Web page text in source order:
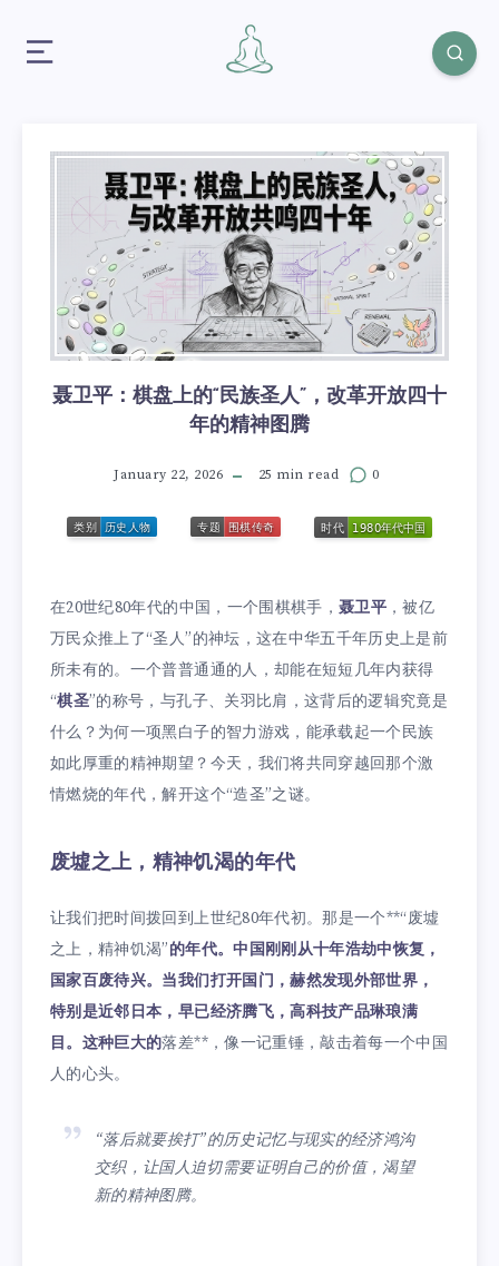
聂卫平：棋盘上的“民族圣人”，改革开放四十
年的精神图腾
January 22, 2026 25 min read 0
在20世纪80年代的中国，一个围棋棋手， 聂卫平 ，被亿
万民众推上了“圣人”的神坛，这在中华五千年历史上是前
所未有的。一个普普通通的人，却能在短短几年内获得
“棋圣”的称号，与孔子、关羽比肩，这背后的逻辑究竟是
什么？为何一项黑白子的智力游戏，能承载起一个民族
如此厚重的精神期望？今天，我们将共同穿越回那个激
情燃烧的年代，解开这个“造圣”之谜。
废墟之上，精神饥渴的年代
让我们把时间拨回到上世纪80年代初。那是一个**“废墟
之上，精神饥渴”的年代。中国刚刚从十年浩劫中恢复，
国家百废待兴。当我们打开国门，赫然发现外部世界，
特别是近邻日本，早已经济腾飞，高科技产品琳琅满
目。这种巨大的落差**，像一记重锤，敲击着每一个中国
人的心头。
“落后就要挨打”的历史记忆与现实的经济鸿沟
交织，让国人迫切需要证明自己的价值，渴望
新的精神图腾。